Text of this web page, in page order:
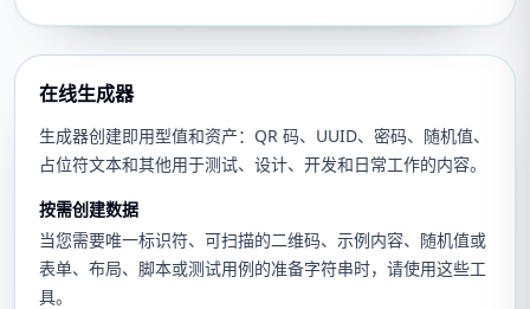
在线生成器
生成器创建即用型值和资产：QR 码、UUID、密码、随机值、
占位符文本和其他用于测试、设计、开发和日常工作的内容。
按需创建数据
当您需要唯一标识符、可扫描的二维码、示例内容、随机值或
表单、布局、脚本或测试用例的准备字符串时，请使用这些工
具。